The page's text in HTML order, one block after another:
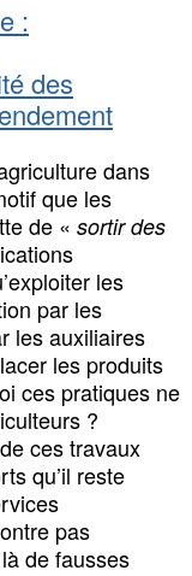
:
des
dans
que les
de « sortir des
les
par les
les auxiliaires
les produits
ces pratiques ne
?
ces travaux
qu’il reste
pas
de fausses